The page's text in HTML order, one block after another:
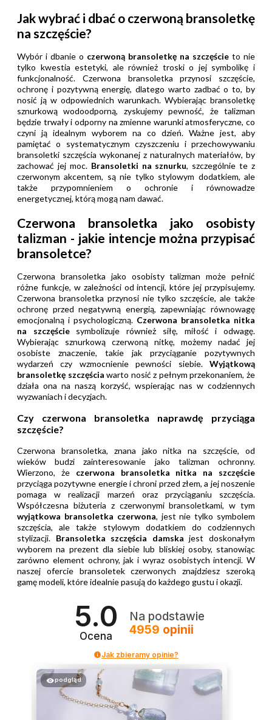
Jak wybrać i dbać o czerwoną bransoletkę
na szczęście?
Wybór i dbanie o czerwoną bransoletkę na szczęście to nie
tylko kwestia estetyki, ale również troski o jej symbolikę i
funkcjonalność. Czerwona bransoletka przynosi szczęście,
ochronę i pozytywną energię, dlatego warto zadbać o to, by
nosić ją w odpowiednich warunkach. Wybierając bransoletkę
sznurkową wodoodporną, zyskujemy pewność, że talizman
będzie trwały i odporny na zmienne warunki atmosferyczne, co
czyni ją idealnym wyborem na co dzień. Ważne jest, aby
pamiętać o systematycznym czyszczeniu i przechowywaniu
bransoletki szczęścia wykonanej z naturalnych materiałów, by
zachować jej moc. Bransoletki na sznurku, szczególnie te z
czerwonym akcentem, są nie tylko stylowym dodatkiem, ale
także przypomnieniem o ochronie i równowadze
energetycznej, którą mogą nam dawać.
Czerwona bransoletka jako osobisty
talizman - jakie intencje można przypisać
bransoletce?
Czerwona bransoletka jako osobisty talizman może pełnić
różne funkcje, w zależności od intencji, które jej przypisujemy.
Czerwona bransoletka przynosi nie tylko szczęście, ale także
ochronę przed negatywną energią, zapewniając równowagę
emocjonalną i psychologiczną. Czerwona bransoletka nitka
na szczęściesymbolizuje również siłę, miłość i odwagę.
Wybierając sznurkową czerwoną nitkę, możemy nadać jej
osobiste znaczenie, takie jak przyciąganie pozytywnych
wydarzeń czy wzmocnienie pewności siebie. Wyjątkową
bransoletkę szczęścia warto nosić z pełnym przekonaniem, że
działa ona na naszą korzyść, wspierając nas w codziennych
wyzwaniach i decyzjach.
Czy czerwona bransoletka naprawdę przyciąga
szczęście?
Czerwona bransoletka, znana jako nitka na szczęście, od
wieków budzi zainteresowanie jako talizman ochronny.
Wierzono, żeczerwona bransoletka nitka na szczęście
przyciąga pozytywne energie i chroni przed złem, a jej noszenie
pomaga w realizacji marzeń oraz przyciąganiu szczęścia.
Współczesna biżuteria z czerwonymi bransoletkami, w tym
wyjątkowa bransoletka czerwona, jest nie tylko symbolem
szczęścia, ale także stylowym dodatkiem do codziennych
stylizacji. Bransoletka szczęścia damska jest doskonałym
wyborem na prezent dla siebie lub bliskiej osoby, stanowiąc
zarówno element ochrony, jak i wyraz osobistych intencji. W
naszej ofercie bransoletek czerwonych znajdziesz szeroką
gamę modeli, które idealnie pasują do każdego gustu i okazji.
5.0
Ocena
Na podstawie
4959 opinii
Jak zbieramy opinie?
podgląd